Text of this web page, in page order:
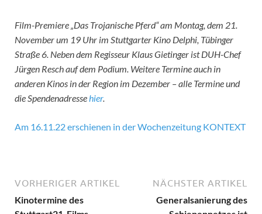
Film-Premiere „Das Trojanische Pferd“ am Montag, dem 21.
November um 19 Uhr im Stuttgarter Kino Delphi, Tübinger
Straße 6. Neben dem Regisseur Klaus Gietinger ist DUH-Chef
Jürgen Resch auf dem Podium. Weitere Termine auch in
anderen Kinos in der Region im Dezember – alle Termine und
die Spendenadresse hier.
Am 16.11.22 erschienen in der Wochenzeitung KONTEXT
VORHERIGER ARTIKEL
Kinotermine des
NÄCHSTER ARTIKEL
Generalsanierung des